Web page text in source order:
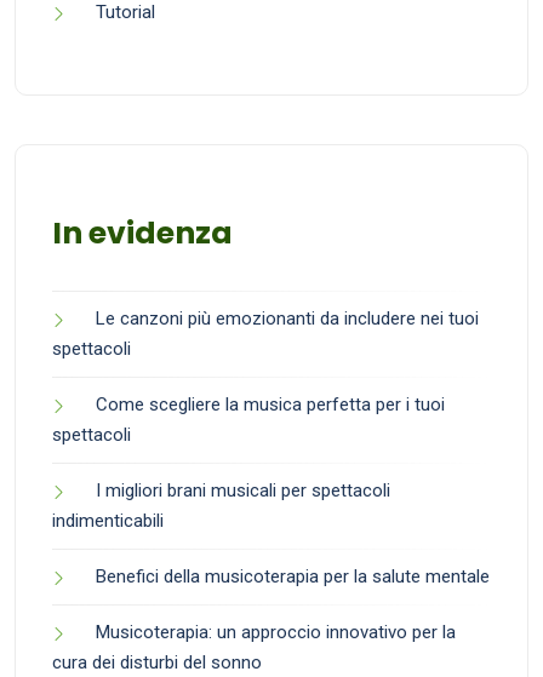
Tutorial
In evidenza
Le canzoni più emozionanti da includere nei tuoi
spettacoli
Come scegliere la musica perfetta per i tuoi
spettacoli
I migliori brani musicali per spettacoli
indimenticabili
Benefici della musicoterapia per la salute mentale
Musicoterapia: un approccio innovativo per la
cura dei disturbi del sonno